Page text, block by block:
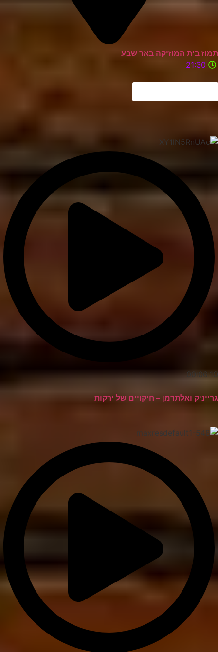
תמוז בית המוזיקה באר שבע
21:30
00:06:10
גרייניק ואלתרמן – חיקויים של ירקות